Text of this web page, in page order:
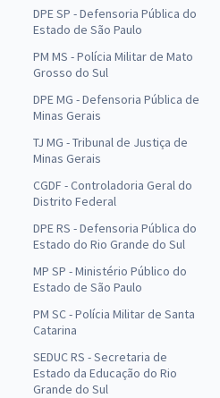
DPE SP - Defensoria Pública do
Estado de São Paulo
PM MS - Polícia Militar de Mato
Grosso do Sul
DPE MG - Defensoria Pública de
Minas Gerais
TJ MG - Tribunal de Justiça de
Minas Gerais
CGDF - Controladoria Geral do
Distrito Federal
DPE RS - Defensoria Pública do
Estado do Rio Grande do Sul
MP SP - Ministério Público do
Estado de São Paulo
PM SC - Polícia Militar de Santa
Catarina
SEDUC RS - Secretaria de
Estado da Educação do Rio
Grande do Sul